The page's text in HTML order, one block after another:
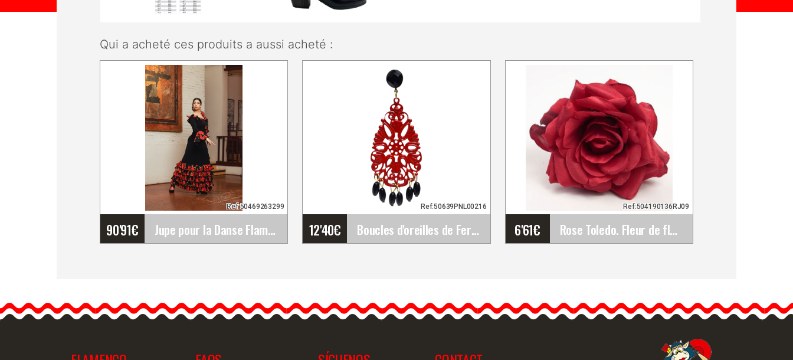
Qui a acheté ces produits a aussi acheté :
90'91€ Jupe pour la Danse Flamenco Zagra Crespón.&hellip;
Ref:50469263299
Davedans
Jupe de flamenco modèle
12'40€ Boucles d'oreilles de Feria Flamenca avec&hellip;
Ref:50639PNL00216
ovale et perles décoratives
Boucles d'oreilles…
6'61€ Rose Toledo. Fleur de flamenco. Rouge RJ09. 13cm
Ref:504190136RJ09
13cm
Les roses sont les fleurs